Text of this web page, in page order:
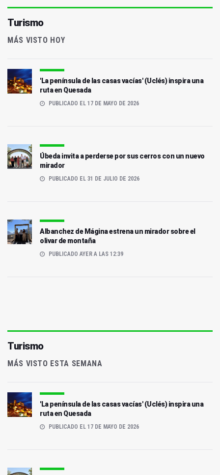
Turismo
MÁS VISTO HOY
'La península de las casas vacías' (Uclés) inspira una
ruta en Quesada
PUBLICADO EL 17 DE MAYO DE 2026
Úbeda invita a perderse por sus cerros con un nuevo
mirador
PUBLICADO EL 31 DE JULIO DE 2026
Albanchez de Mágina estrena un mirador sobre el
olivar de montaña
PUBLICADO AYER A LAS 12:39
Turismo
MÁS VISTO ESTA SEMANA
'La península de las casas vacías' (Uclés) inspira una
ruta en Quesada
PUBLICADO EL 17 DE MAYO DE 2026